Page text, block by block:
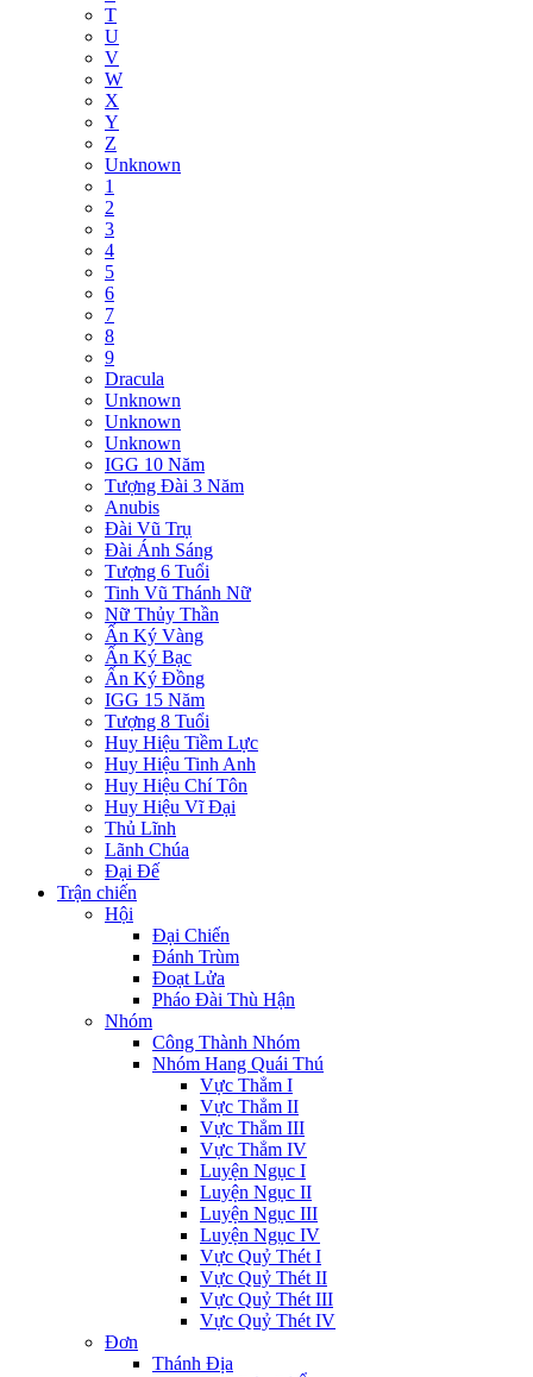
T
U
V
W
X
Y
Z
Unknown
1
2
3
4
5
6
7
8
9
Dracula
Unknown
Unknown
Unknown
IGG 10 Năm
Tượng Đài 3 Năm
Anubis
Đài Vũ Trụ
Đài Ánh Sáng
Tượng 6 Tuổi
Tinh Vũ Thánh Nữ
Nữ Thủy Thần
Ấn Ký Vàng
Ấn Ký Bạc
Ấn Ký Đồng
IGG 15 Năm
Tượng 8 Tuổi
Huy Hiệu Tiềm Lực
Huy Hiệu Tinh Anh
Huy Hiệu Chí Tôn
Huy Hiệu Vĩ Đại
Thủ Lĩnh
Lãnh Chúa
Đại Đế
Trận chiến
Hội
Đại Chiến
Đánh Trùm
Đoạt Lửa
Pháo Đài Thù Hận
Nhóm
Công Thành Nhóm
Nhóm Hang Quái Thú
Vực Thẳm I
Vực Thẳm II
Vực Thẳm III
Vực Thẳm IV
Luyện Ngục I
Luyện Ngục II
Luyện Ngục III
Luyện Ngục IV
Vực Quỷ Thét I
Vực Quỷ Thét II
Vực Quỷ Thét III
Vực Quỷ Thét IV
Đơn
Thánh Địa